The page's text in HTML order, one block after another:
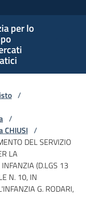
per lo
/
/
/
DEL SERVIZIO
LA
(D.LGS 13
N. 10, IN
G. RODARI,